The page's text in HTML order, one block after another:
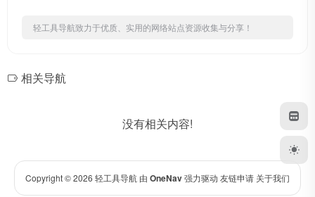
轻工具导航致力于优质、实用的网络站点资源收集与分享！
相关导航
没有相关内容!
Copyright © 2026 轻工具导航 由 OneNav强力驱动 友链申请 关于我们